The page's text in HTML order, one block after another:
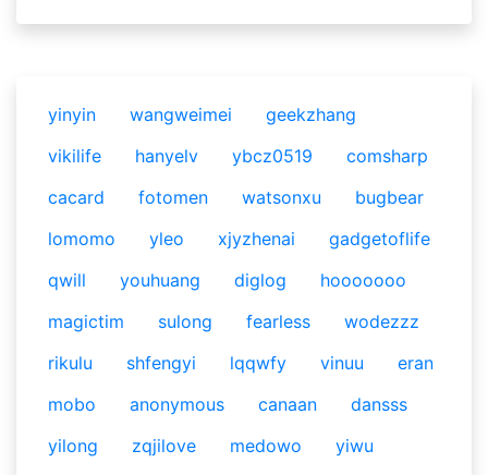
yinyin wangweimei
geekzhang
vikilife
hanyelv ybcz0519
comsharp
cacard
fotomen watsonxu
bugbear
lomomo
yleo xjyzhenai
gadgetoflife
qwill
youhuang diglog
hooooooo
magictim
sulong fearless
wodezzz
rikulu
shfengyi lqqwfy vinuu
eran
mobo
anonymous canaan
dansss
yilong
zqjilove medowo
yiwu